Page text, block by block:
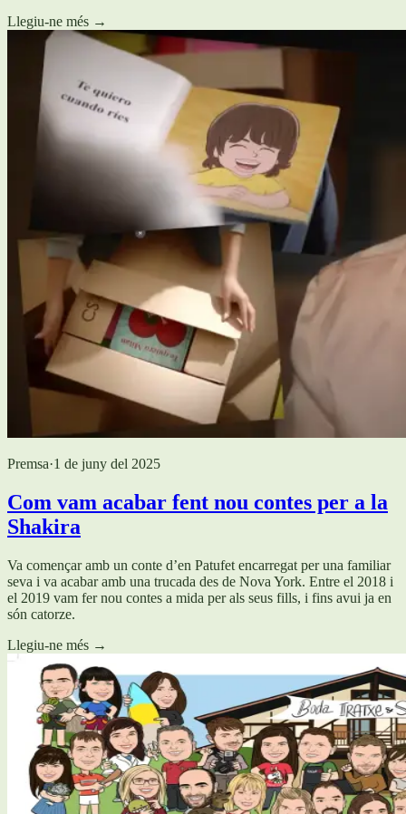
Llegiu-ne més →
Premsa·1 de juny del 2025
Com vam acabar fent nou contes per a la
Shakira
Va començar amb un conte d’en Patufet encarregat per una familiar
seva i va acabar amb una trucada des de Nova York. Entre el 2018 i
el 2019 vam fer nou contes a mida per als seus fills, i fins avui ja en
són catorze.
Llegiu-ne més →